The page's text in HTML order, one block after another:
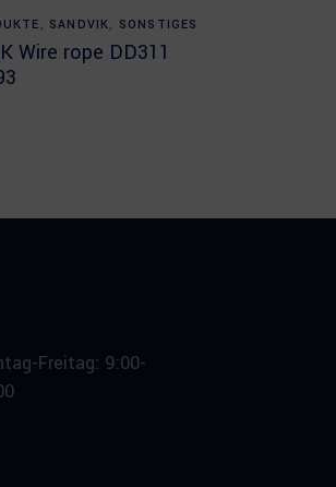
Read more
, SANDVIK, SONSTIGES
Wire rope DD311
Freitag: 9:00-